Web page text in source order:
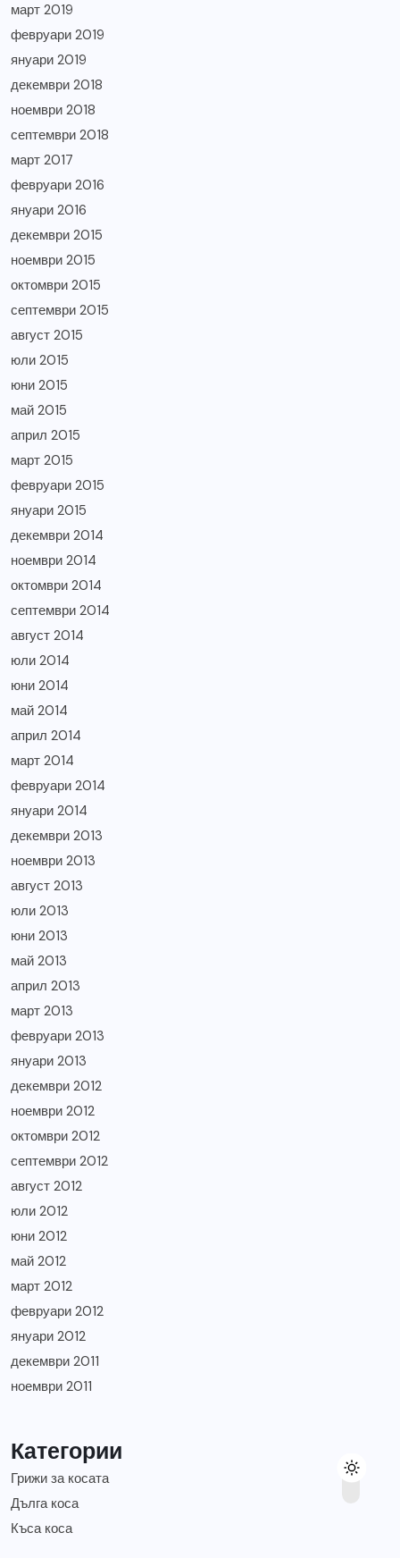
март 2019
февруари 2019
януари 2019
декември 2018
ноември 2018
септември 2018
март 2017
февруари 2016
януари 2016
декември 2015
ноември 2015
октомври 2015
септември 2015
август 2015
юли 2015
юни 2015
май 2015
април 2015
март 2015
февруари 2015
януари 2015
декември 2014
ноември 2014
октомври 2014
септември 2014
август 2014
юли 2014
юни 2014
май 2014
април 2014
март 2014
февруари 2014
януари 2014
декември 2013
ноември 2013
август 2013
юли 2013
юни 2013
май 2013
април 2013
март 2013
февруари 2013
януари 2013
декември 2012
ноември 2012
октомври 2012
септември 2012
август 2012
юли 2012
юни 2012
май 2012
март 2012
февруари 2012
януари 2012
декември 2011
ноември 2011
Категории
Грижи за косата
Дълга коса
Къса коса